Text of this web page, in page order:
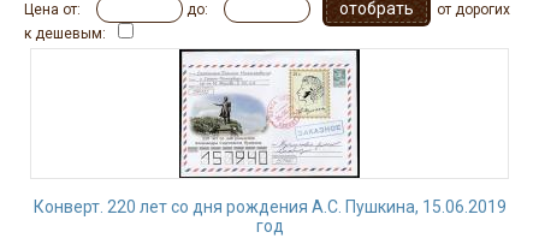
Цена от: до:
от дорогих
к дешевым:
Конверт. 220 лет со дня рождения А.С. Пушкина, 15.06.2019
год